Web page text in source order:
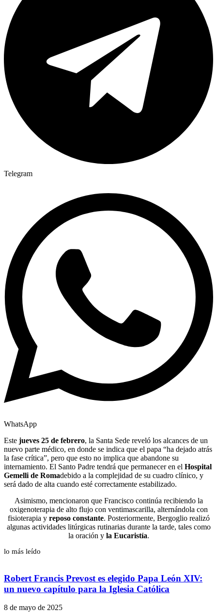
Telegram
WhatsApp
Este jueves 25 de febrero, la Santa Sede reveló los alcances de un
nuevo parte médico, en donde se indica que el papa “ha dejado atrás
la fase crítica”, pero que esto no implica que abandone su
internamiento. El Santo Padre tendrá que permanecer en el Hospital
Gemelli de Romadebido a la complejidad de su cuadro clínico, y
será dado de alta cuando esté correctamente estabilizado.
Asimismo, mencionaron que Francisco continúa recibiendo la
oxigenoterapia de alto flujo con ventimascarilla, alternándola con
fisioterapia y reposo constante. Posteriormente, Bergoglio realizó
algunas actividades litúrgicas rutinarias durante la tarde, tales como
la oración y la Eucaristía.
lo más leído
Robert Francis Prevost es elegido Papa León XIV:
un nuevo capítulo para la Iglesia Católica
8 de mayo de 2025